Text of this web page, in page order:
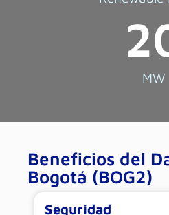
MW
Beneficios del
Bogotá (BOG2)
Seguridad